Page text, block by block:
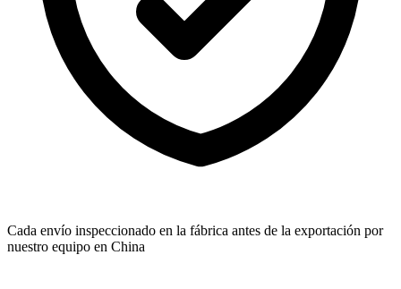
Cada envío inspeccionado en la fábrica antes de la exportación por
nuestro equipo en China